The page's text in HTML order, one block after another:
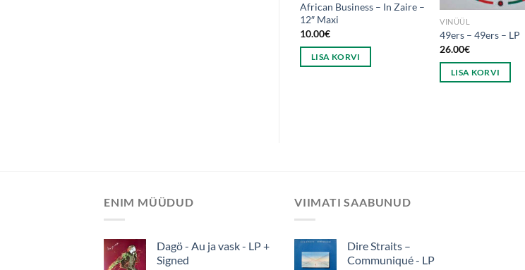
African Business – In Zaire –
12″ Maxi
10.00€
LISA KORVI
VINÜÜL
49ers – 49ers – LP
26.00€
LISA KORVI
ENIM MÜÜDUD
Dagö - Au ja vask - LP +
Signed
VIIMATI SAABUNUD
Dire Straits ‎–
Communiqué - LP